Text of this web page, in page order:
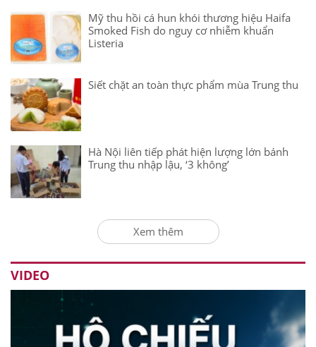
Mỹ thu hồi cá hun khói thương hiệu Haifa
Smoked Fish do nguy cơ nhiễm khuẩn
Listeria
Siết chặt an toàn thực phẩm mùa Trung thu
Hà Nội liên tiếp phát hiện lượng lớn bánh
Trung thu nhập lậu, ‘3 không’
Xem thêm
VIDEO